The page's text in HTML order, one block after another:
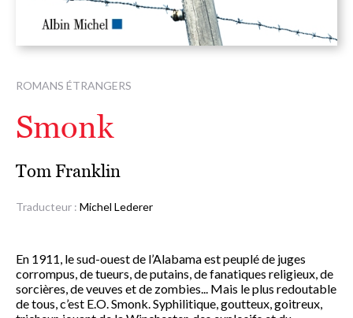
ROMANS ÉTRANGERS
Smonk
Tom Franklin
Traducteur : Michel Lederer
En 1911, le sud-ouest de l’Alabama est peuplé de juges
corrompus, de tueurs, de putains, de fanatiques religieux, de
sorcières, de veuves et de zombies... Mais le plus redoutable
de tous, c’est E.O. Smonk. Syphilitique, goutteux, goitreux,